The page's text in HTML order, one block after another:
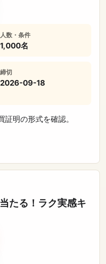
人数・条件
1,000名
締切
2026-09-18
明の形式を確認。
たる！ラク実感キ